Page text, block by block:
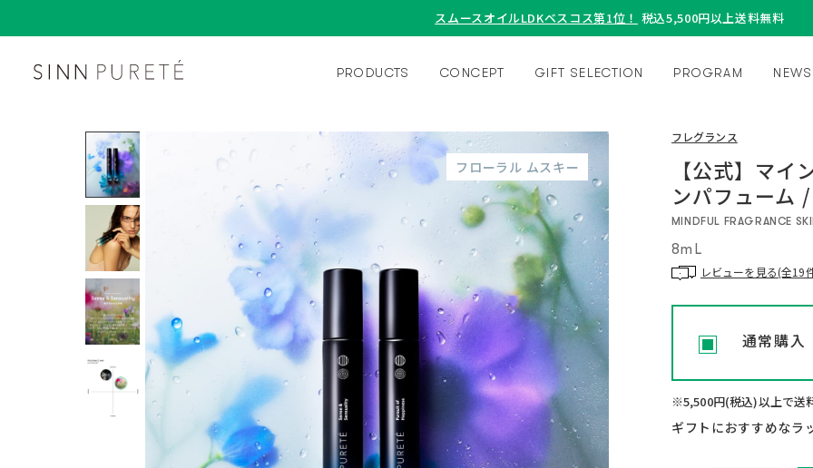
スムースオイルLDKベスコス第1位！ 税込5,500円以上送料無料
PRODUCTS CONCEPT GIFT SELECTION PROGRAM NEWS
フローラル ムスキー
フレグランス
【公式】マ
ンパフュー
MINDFUL FRAGRANCE
8mL
レビューを見る(全19
通常購入
※5,500円(税込)以上で送
ギフトにおすすめなラ